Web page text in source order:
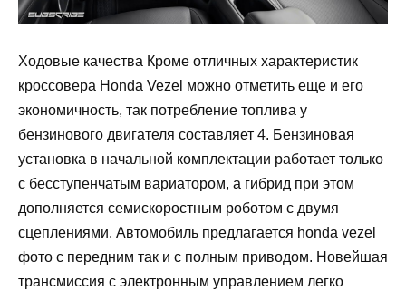
Ходовые качества Кроме отличных характеристик
кроссовера Honda Vezel можно отметить еще и его
экономичность, так потребление топлива у
бензинового двигателя составляет 4. Бензиновая
установка в начальной комплектации работает только
с бесступенчатым вариатором, а гибрид при этом
дополняется семискоростным роботом с двумя
сцеплениями. Автомобиль предлагается honda vezel
фото с передним так и с полным приводом. Новейшая
трансмиссия с электронным управлением легко